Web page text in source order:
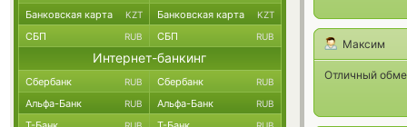
Максим
Отличный
Банковская карта KZT Банковская карта KZT
СБП RUB СБП RUB
Интернет-банкинг
Сбербанк RUB Сбербанк RUB
Альфа-Банк RUB Альфа-Банк RUB